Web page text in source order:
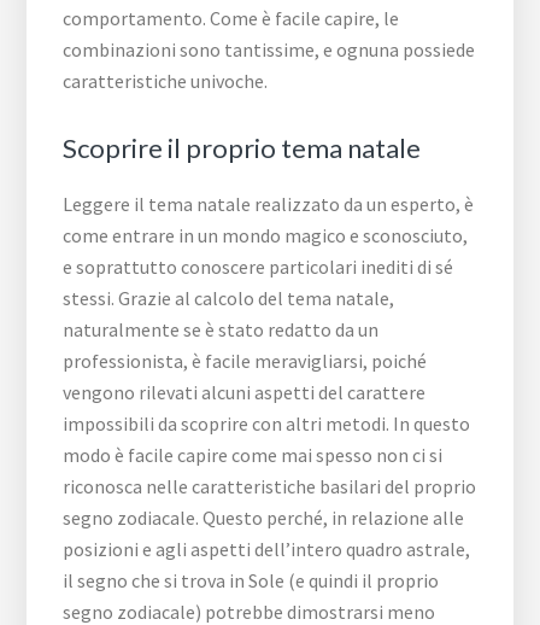
comportamento. Come è facile capire, le
combinazioni sono tantissime, e ognuna possiede
caratteristiche univoche.
Scoprire il proprio tema natale
Leggere il tema natale realizzato da un esperto, è
come entrare in un mondo magico e sconosciuto,
e soprattutto conoscere particolari inediti di sé
stessi. Grazie al calcolo del tema natale,
naturalmente se è stato redatto da un
professionista, è facile meravigliarsi, poiché
vengono rilevati alcuni aspetti del carattere
impossibili da scoprire con altri metodi. In questo
modo è facile capire come mai spesso non ci si
riconosca nelle caratteristiche basilari del proprio
segno zodiacale. Questo perché, in relazione alle
posizioni e agli aspetti dell’intero quadro astrale,
il segno che si trova in Sole (e quindi il proprio
segno zodiacale) potrebbe dimostrarsi meno